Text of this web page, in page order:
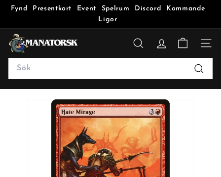
Fynd Presentkort Event Spelrum Discord
Kommande
Ligor
M
a
a
t
SÖK
Search
Sök